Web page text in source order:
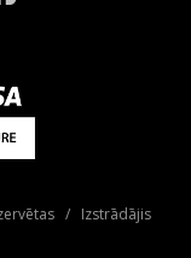
/ Izstrādājis